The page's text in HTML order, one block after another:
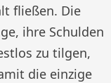
fließen. Die
ihre Schulden
zu tilgen,
die einzige